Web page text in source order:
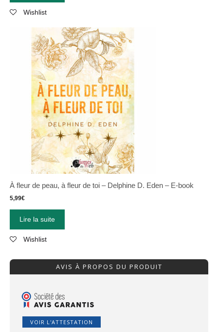
Wishlist
À fleur de peau, à fleur de toi – Delphine D. Eden – E-book
5,99€
Lire la suite
Wishlist
AVIS À PROPOS DU PRODUIT
VOIR L'ATTESTATION